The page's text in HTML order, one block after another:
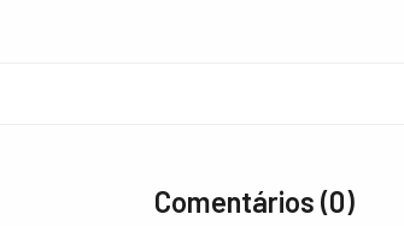
Comentários (0)